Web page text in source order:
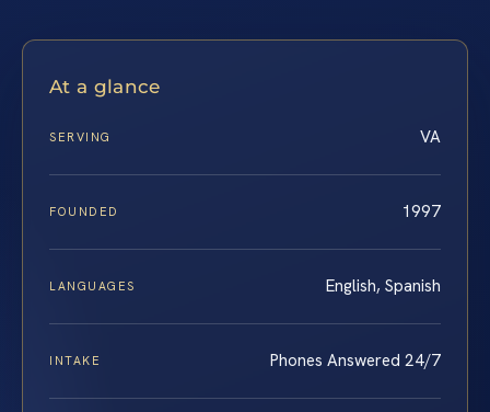
At a glance
SERVING VA
FOUNDED 1997
LANGUAGES English, Spanish
INTAKE Phones Answered 24/7